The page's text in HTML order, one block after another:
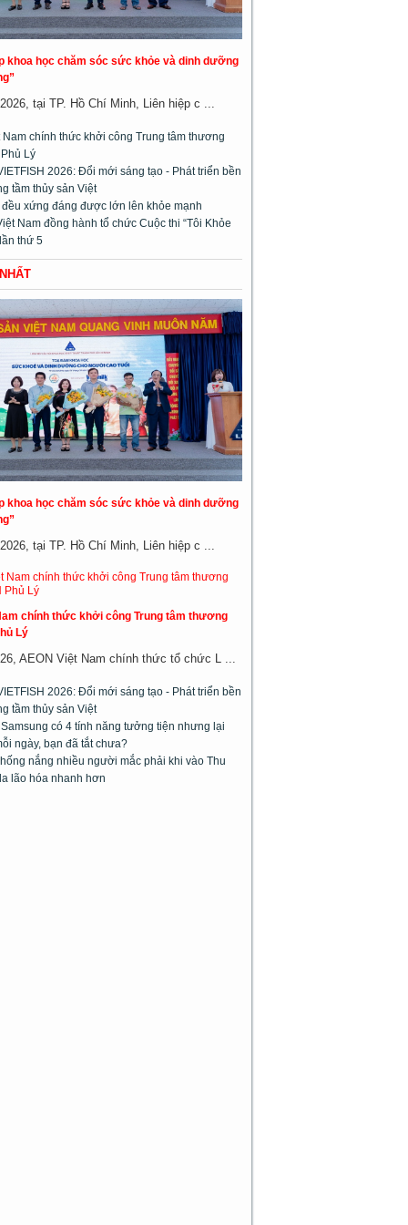
khoa học chăm sóc sức khỏe và dinh dưỡng
tại TP. Hồ Chí Minh, Liên hiệp c ...
Nam chính thức khởi công Trung tâm thương
Lý
2026: Đổi mới sáng tạo - Phát triển bền
tầm thủy sản Việt
đều xứng đáng được lớn lên khỏe mạnh
Nam đồng hành tổ chức Cuộc thi “Tôi Khỏe
thứ 5
khoa học chăm sóc sức khỏe và dinh dưỡng
tại TP. Hồ Chí Minh, Liên hiệp c ...
chính thức khởi công Trung tâm thương
Lý
AEON Việt Nam chính thức tổ chức L ...
2026: Đổi mới sáng tạo - Phát triển bền
tầm thủy sản Việt
có 4 tính năng tưởng tiện nhưng lại
ngày, bạn đã tắt chưa?
nắng nhiều người mắc phải khi vào Thu
lão hóa nhanh hơn